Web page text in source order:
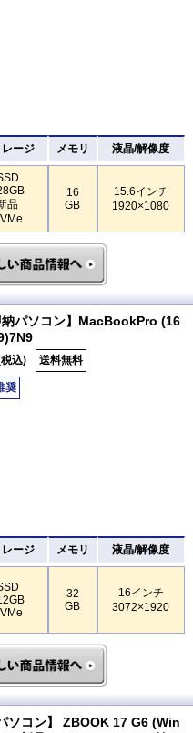
レージ メモリ 液晶/解像度
品
16
GB
15.6インチ
1920×1080
パソコン】MacBookPro (16
込) 送料無料
奨
レージ メモリ 液晶/解像度
32
GB
16インチ
3072×1920
ソコン】 ZBOOK 17 G6 (Win